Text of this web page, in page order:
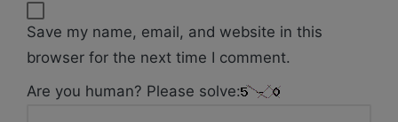
Save my name, email, and website in this
browser for the next time I comment.
Are you human? Please solve: